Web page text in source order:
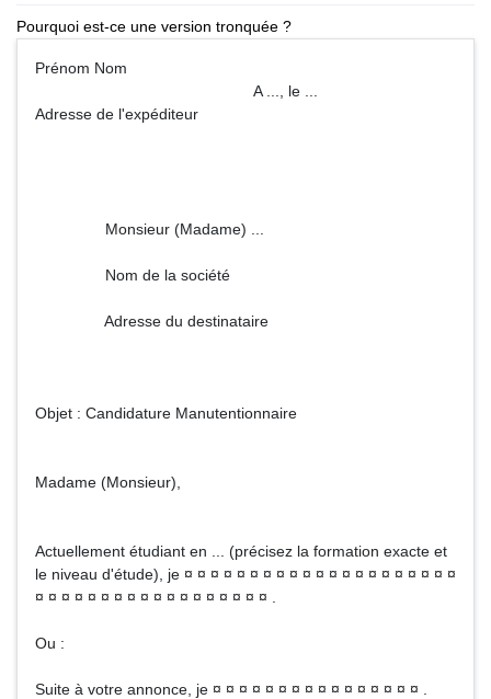
Pourquoi est-ce une version tronquée ?
Prénom Nom
A ..., le ...
Adresse de l'expéditeur
Monsieur (Madame) ...
Nom de la société
Adresse du destinataire
Objet : Candidature Manutentionnaire
Madame (Monsieur),
Actuellement étudiant en ... (précisez la formation exacte et
le niveau d'étude), je ¤ ¤ ¤ ¤ ¤ ¤ ¤ ¤ ¤ ¤ ¤ ¤ ¤ ¤ ¤ ¤ ¤ ¤ ¤ ¤ ¤
¤ ¤ ¤ ¤ ¤ ¤ ¤ ¤ ¤ ¤ ¤ ¤ ¤ ¤ ¤ ¤ ¤ ¤ .
Ou :
Suite à votre annonce, je ¤ ¤ ¤ ¤ ¤ ¤ ¤ ¤ ¤ ¤ ¤ ¤ ¤ ¤ ¤ ¤ .